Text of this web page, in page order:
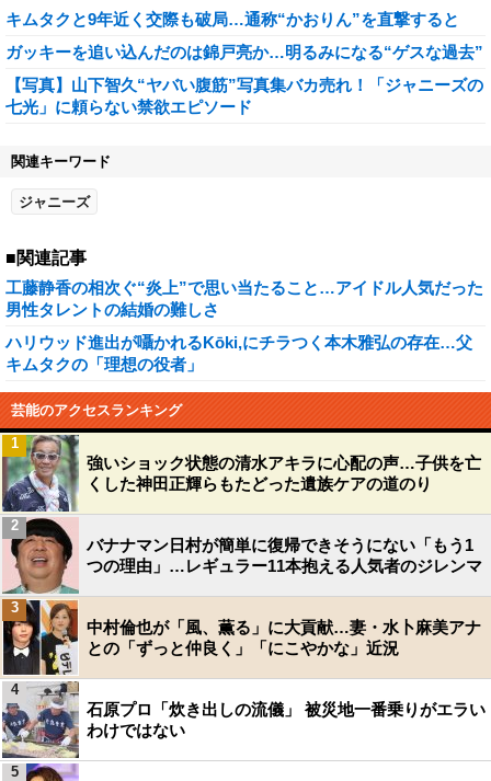
キムタクと9年近く交際も破局…通称“かおりん”を直撃すると
ガッキーを追い込んだのは錦戸亮か…明るみになる“ゲスな過去”
【写真】山下智久“ヤバい腹筋”写真集バカ売れ！「ジャニーズの
七光」に頼らない禁欲エピソード
関連キーワード
ジャニーズ
■関連記事
工藤静香の相次ぐ“炎上”で思い当たること…アイドル人気だった
男性タレントの結婚の難しさ
ハリウッド進出が囁かれるKōki,にチラつく本木雅弘の存在…父
キムタクの「理想の役者」
芸能のアクセスランキング
強いショック状態の清水アキラに心配の声…子供を亡
くした神田正輝らもたどった遺族ケアの道のり
1
バナナマン日村が簡単に復帰できそうにない「もう1
つの理由」…レギュラー11本抱える人気者のジレンマ
2
中村倫也が「風、薫る」に大貢献…妻・水卜麻美アナ
との「ずっと仲良く」「にこやかな」近況
3
石原プロ「炊き出しの流儀」 被災地一番乗りがエラい
わけではない
4
5